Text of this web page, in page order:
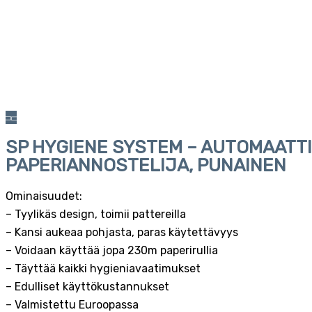
SP HYGIENE SYSTEM –
PAPERIANNOSTELIJA, PUNAINEN
Ominaisuudet:
– Tyylikäs design, toimii pattereilla
– Kansi aukeaa pohjasta, paras käytettävyys
– Voidaan käyttää jopa 230m paperirullia
– Täyttää kaikki hygieniavaatimukset
– Edulliset käyttökustannukset
– Valmistettu Euroopassa